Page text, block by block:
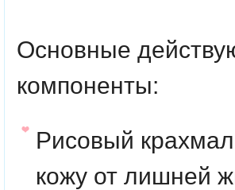
Основные
компоненты:
Рисовый крахмал
кожу от лишней